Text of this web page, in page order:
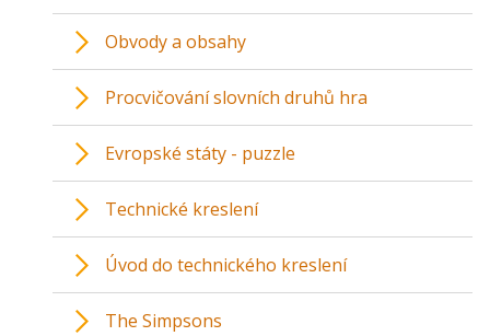
Obvody a obsahy
Procvičování slovních druhů hra
Evropské státy - puzzle
Technické kreslení
Úvod do technického kreslení
The Simpsons